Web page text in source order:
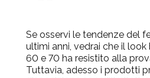
Se osservi le tendenze del
ultimi anni, vedrai che il
60 e 70 ha resistito alla
Tuttavia, adesso i prodotti